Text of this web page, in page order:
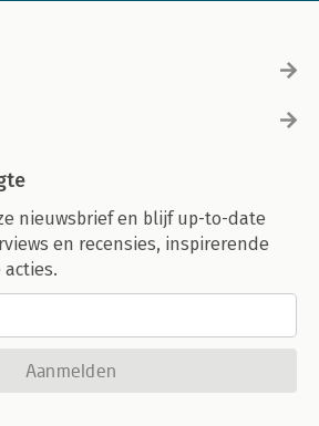
nieuwsbrief en blijf up-to-date
en recensies, inspirerende
Aanmelden